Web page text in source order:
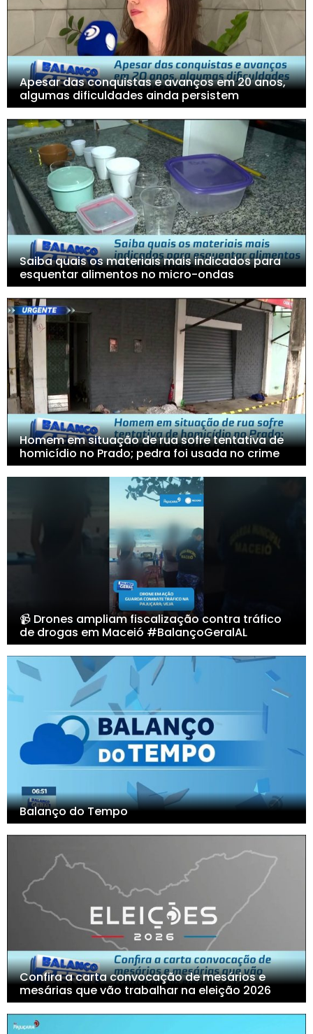
Apesar das conquistas e avanços em 20 anos,
algumas dificuldades ainda persistem
Saiba quais os materiais mais indicados para
esquentar alimentos no micro-ondas
Homem em situação de rua sofre tentativa de
homicídio no Prado; pedra foi usada no crime
📹 Drones ampliam fiscalização contra tráfico
de drogas em Maceió #BalançoGeralAL
Balanço do Tempo
Confira a carta convocação de mesários e
mesárias que vão trabalhar na eleição 2026